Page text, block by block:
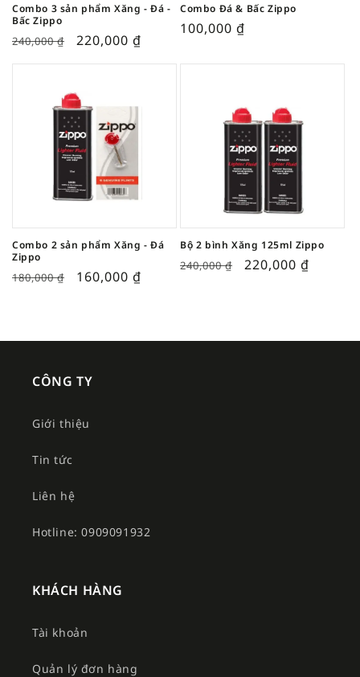
Combo 3 sản phẩm Xăng - Đá -
Bấc Zippo
240,000₫ 220,000 ₫
Combo Đá & Bấc Zippo
100,000 ₫
Combo 2 sản phẩm Xăng - Đá
Zippo
180,000₫ 160,000 ₫
Bộ 2 bình Xăng 125ml Zippo
240,000₫ 220,000 ₫
CÔNG TY
Giới thiệu
Tin tức
Liên hệ
Hotline: 0909091932
KHÁCH HÀNG
Tài khoản
Quản lý đơn hàng